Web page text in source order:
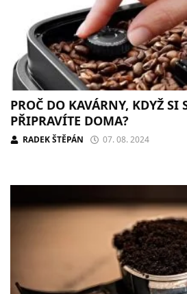
PROČ DO KAVÁRNY, KDYŽ SI
PŘIPRAVÍTE DOMA?
RADEK ŠTĚPÁN 07. 08. 2024